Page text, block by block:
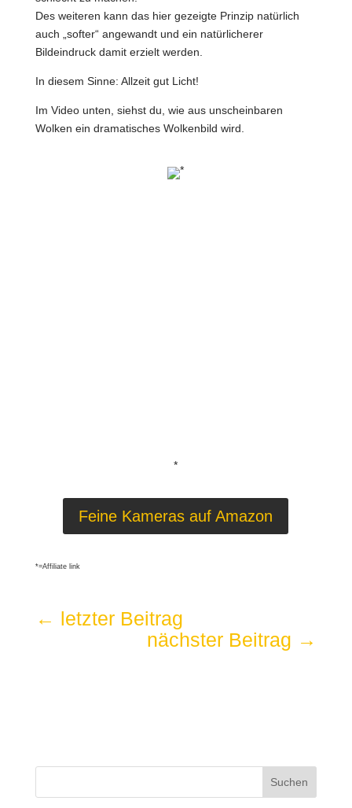
Des weiteren kann das hier gezeigte Prinzip natürlich
auch „softer“ angewandt und ein natürlicherer
Bildeindruck damit erzielt werden.
In diesem Sinne: Allzeit gut Licht!
Im Video unten, siehst du, wie aus unscheinbaren
Wolken ein dramatisches Wolkenbild wird.
*
*
Feine Kameras auf Amazon
*=Affiliate link
← letzter Beitrag
nächster Beitrag →